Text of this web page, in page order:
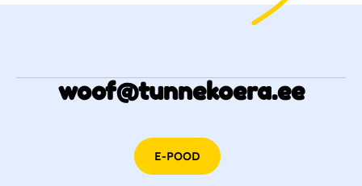
woof@tunnekoera.ee
E-POOD